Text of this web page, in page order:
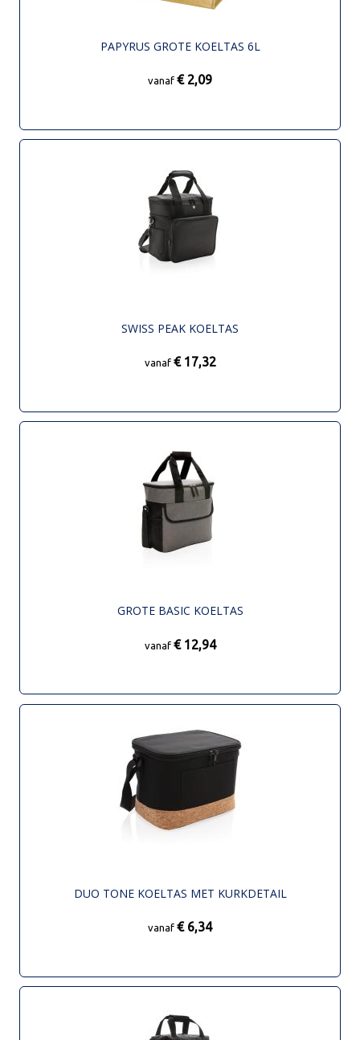
PAPYRUS GROTE KOELTAS 6L
vanaf € 2,09
SWISS PEAK KOELTAS
vanaf € 17,32
GROTE BASIC KOELTAS
vanaf € 12,94
DUO TONE KOELTAS MET KURKDETAIL
vanaf € 6,34